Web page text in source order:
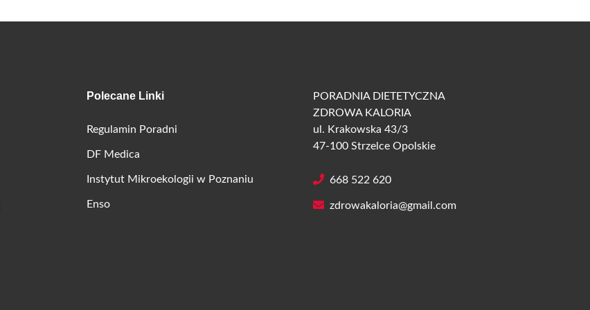
Polecane Linki
Regulamin Poradni
DF Medica
Instytut Mikroekologii w Poznaniu
Enso
PORADNIA DIETETYCZNA
ZDROWA KALORIA
ul. Krakowska 43/3
47-100 Strzelce Opolskie
668 522 620
zdrowakaloria@gmail.com